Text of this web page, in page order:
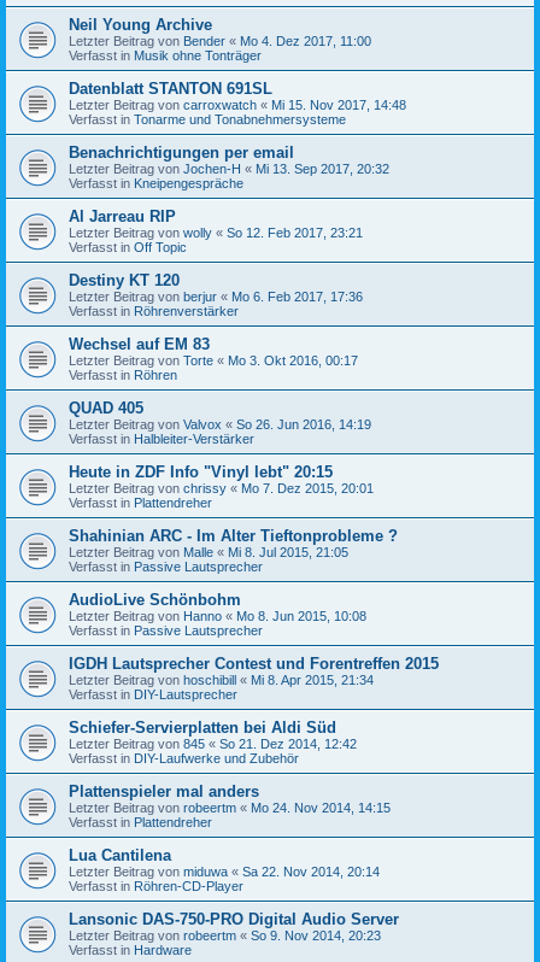
Neil Young Archive
Letzter Beitrag von Bender « Mo 4. Dez 2017, 11:00
Verfasst in Musik ohne Tonträger
Datenblatt STANTON 691SL
Letzter Beitrag von carroxwatch « Mi 15. Nov 2017, 14:48
Verfasst in Tonarme und Tonabnehmersysteme
Benachrichtigungen per email
Letzter Beitrag von Jochen-H « Mi 13. Sep 2017, 20:32
Verfasst in Kneipengespräche
Al Jarreau RIP
Letzter Beitrag von wolly « So 12. Feb 2017, 23:21
Verfasst in Off Topic
Destiny KT 120
Letzter Beitrag von berjur « Mo 6. Feb 2017, 17:36
Verfasst in Röhrenverstärker
Wechsel auf EM 83
Letzter Beitrag von Torte « Mo 3. Okt 2016, 00:17
Verfasst in Röhren
QUAD 405
Letzter Beitrag von Valvox « So 26. Jun 2016, 14:19
Verfasst in Halbleiter-Verstärker
Heute in ZDF Info "Vinyl lebt" 20:15
Letzter Beitrag von chrissy « Mo 7. Dez 2015, 20:01
Verfasst in Plattendreher
Shahinian ARC - Im Alter Tieftonprobleme ?
Letzter Beitrag von Malle « Mi 8. Jul 2015, 21:05
Verfasst in Passive Lautsprecher
AudioLive Schönbohm
Letzter Beitrag von Hanno « Mo 8. Jun 2015, 10:08
Verfasst in Passive Lautsprecher
IGDH Lautsprecher Contest und Forentreffen 2015
Letzter Beitrag von hoschibill « Mi 8. Apr 2015, 21:34
Verfasst in DIY-Lautsprecher
Schiefer-Servierplatten bei Aldi Süd
Letzter Beitrag von 845 « So 21. Dez 2014, 12:42
Verfasst in DIY-Laufwerke und Zubehör
Plattenspieler mal anders
Letzter Beitrag von robeertm « Mo 24. Nov 2014, 14:15
Verfasst in Plattendreher
Lua Cantilena
Letzter Beitrag von miduwa « Sa 22. Nov 2014, 20:14
Verfasst in Röhren-CD-Player
Lansonic DAS-750-PRO Digital Audio Server
Letzter Beitrag von robeertm « So 9. Nov 2014, 20:23
Verfasst in Hardware